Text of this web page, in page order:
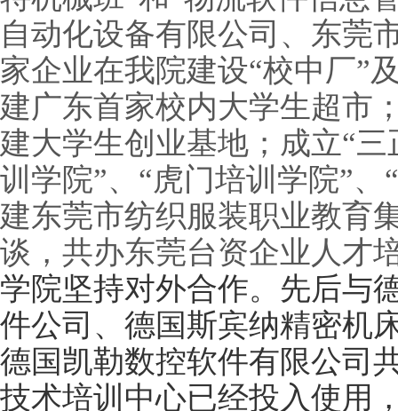
自动化设备有限公司、东莞
家企业在我院建设“校中厂”
建广东首家校内大学生超市
建大学生创业基地；成立“
训学院”、“虎门培训学院”
建东莞市纺织服装职业教育
谈，共办东莞台资企业人才
学院坚持对外合作。先后与
件公司、德国斯宾纳精密机
德国凯勒数控软件有限公司
技术培训中心已经投入使用